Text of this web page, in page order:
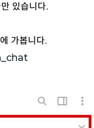
있습니다.
가봅니다.